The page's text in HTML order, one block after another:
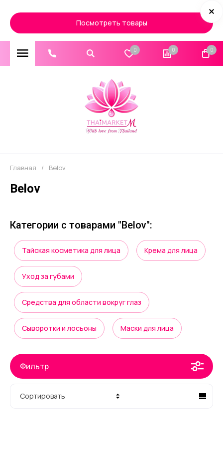
Посмотреть товары
0 0 0
Главная / Belov
Belov
Категории с товарами "Belov":
Тайская косметика для лица Крема для лица
Уход за губами
Средства для области вокруг глаз
Сыворотки и лосьоны Маски для лица
Фильтр
Сортировать